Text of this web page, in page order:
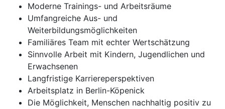
Moderne Trainings- und Arbeitsräume
Umfangreiche Aus- und
Weiterbildungsmöglichkeiten
Familiäres Team mit echter Wertschätzung
Sinnvolle Arbeit mit Kindern, Jugendlichen und
Erwachsenen
Langfristige Karriereperspektiven
Arbeitsplatz in Berlin-Köpenick
Die Möglichkeit, Menschen nachhaltig positiv zu